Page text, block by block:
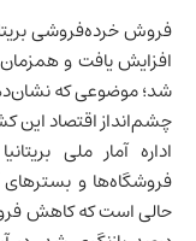
فروشخرده‌فروشی
افزایش یافت و همزمان
شد؛ موضوعی که
چشم‌انداز اقتصاد این
اداره آمار ملی